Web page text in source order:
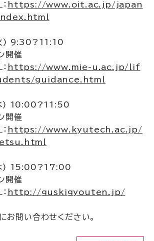
https://www.oit.ac.jp/japan
) 9:30?11:10
開催
https://www.mie-u.ac.jp/lif
guidance.html
) 10:00?11:50
開催
https://www.kyutech.ac.jp/
) 15:00?17:00
開催
http://guskigyouten.jp/
問い合わせください。